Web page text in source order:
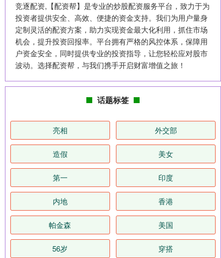
竞逐配资,【配资帮】是专业的炒股配资服务平台，致力于为
投资者提供安全、高效、便捷的资金支持。我们为用户量身
定制灵活的配资方案，助力实现资金最大化利用，抓住市场
机会，提升投资回报率。平台拥有严格的风控体系，保障用
户资金安全，同时提供专业的投资指导，让您轻松应对股市
波动。选择配资帮，与我们携手开启财富增值之旅！
话题标签
亮相 外交部
造假 美女
第一 印度
内地 香港
帕金森 美国
56岁 穿搭